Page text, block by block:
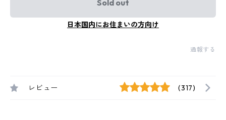
Sold out
日本国内にお住まいの方向け
通報する
レビュー (317)